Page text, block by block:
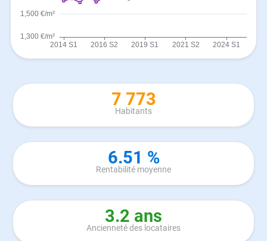
7 773
Habitants
6.51 %
Rentabilité moyenne
3.2 ans
Ancienneté des locataires